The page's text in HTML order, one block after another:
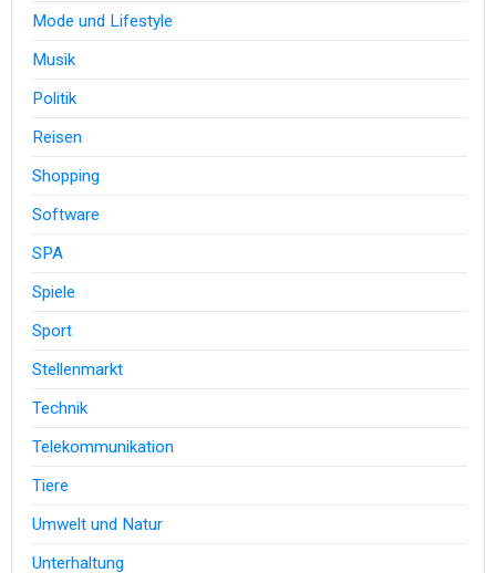
Mode und Lifestyle
Musik
Politik
Reisen
Shopping
Software
SPA
Spiele
Sport
Stellenmarkt
Technik
Telekommunikation
Tiere
Umwelt und Natur
Unterhaltung